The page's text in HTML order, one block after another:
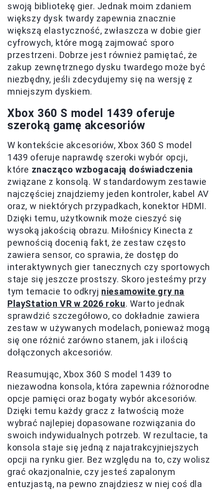
swoją bibliotekę gier. Jednak moim zdaniem
większy dysk twardy zapewnia znacznie
większą elastyczność, zwłaszcza w dobie gier
cyfrowych, które mogą zajmować sporo
przestrzeni. Dobrze jest również pamiętać, że
zakup zewnętrznego dysku twardego może być
niezbędny, jeśli zdecydujemy się na wersję z
mniejszym dyskiem.
Xbox 360 S model 1439 oferuje
szeroką gamę akcesoriów
W kontekście akcesoriów, Xbox 360 S model
1439 oferuje naprawdę szeroki wybór opcji,
które znacząco wzbogacają doświadczenia
związane z konsolą. W standardowym zestawie
najczęściej znajdziemy jeden kontroler, kabel AV
oraz, w niektórych przypadkach, konektor HDMI.
Dzięki temu, użytkownik może cieszyć się
wysoką jakością obrazu. Miłośnicy Kinecta z
pewnością docenią fakt, że zestaw często
zawiera sensor, co sprawia, że dostęp do
interaktywnych gier tanecznych czy sportowych
staje się jeszcze prostszy. Skoro jesteśmy przy
tym temacie to odkryj niesamowite gry na
PlayStation VR w 2026 roku. Warto jednak
sprawdzić szczegółowo, co dokładnie zawiera
zestaw w używanych modelach, ponieważ mogą
się one różnić zarówno stanem, jak i ilością
dołączonych akcesoriów.
Reasumując, Xbox 360 S model 1439 to
niezawodna konsola, która zapewnia różnorodne
opcje pamięci oraz bogaty wybór akcesoriów.
Dzięki temu każdy gracz z łatwością może
wybrać najlepiej dopasowane rozwiązania do
swoich indywidualnych potrzeb. W rezultacie, ta
konsola staje się jedną z najatrakcyjniejszych
opcji na rynku gier. Bez względu na to, czy wolisz
grać okazjonalnie, czy jesteś zapalonym
entuzjastą, na pewno znajdziesz w niej coś dla